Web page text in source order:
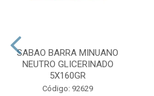
SABAO BARRA MINUANO
NEUTRO GLICERINADO
5X160GR
Código: 92629